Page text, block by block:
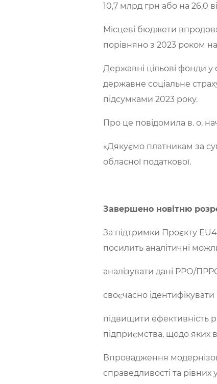
10,7 млрд грн або на 26,0
Місцеві бюджети
порівняно з 2023 роком
Державні цільові фонди у
державне соціальне
підсумками 2023 року.
Про це повідомила в. о.
«Дякуємо платникам за
обласної податкової.
Завершено новітню
За підтримки Проєкту
посилить аналітичні
аналізувати дані РРО/
своєчасно
підвищити ефективність
підприємства, щодо яких
Впровадження
справедливості та